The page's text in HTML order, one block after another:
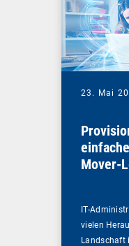
23. Mai
Mover-
IT-
vielen
Landschaft